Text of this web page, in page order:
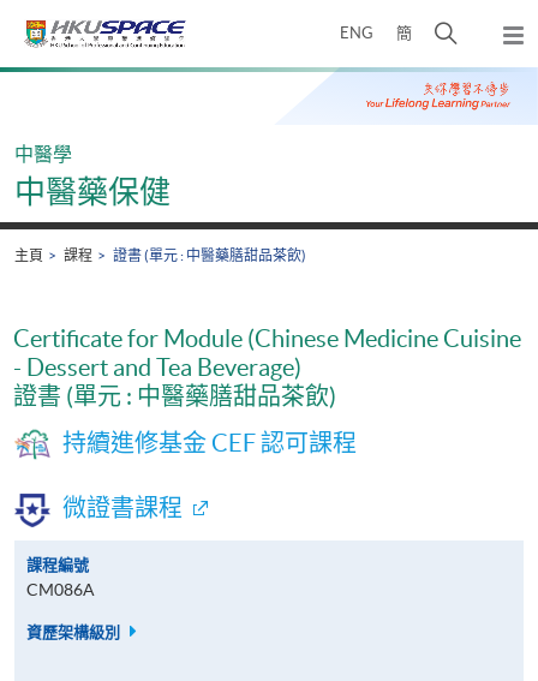
ENG 簡
開
搜
尋
彈
出
主
Main
中醫學
中醫藥保健
主頁 課程 證書 (單元 : 中醫藥膳甜品茶飲)
Certificate for Module (Chinese Medicine Cuisine
- Dessert and Tea Beverage)
證書 (單元 : 中醫藥膳甜品茶飲)
持續進修基金 CEF 認可課程
微證書課程
課程編號
CM086A
資歷架構級別